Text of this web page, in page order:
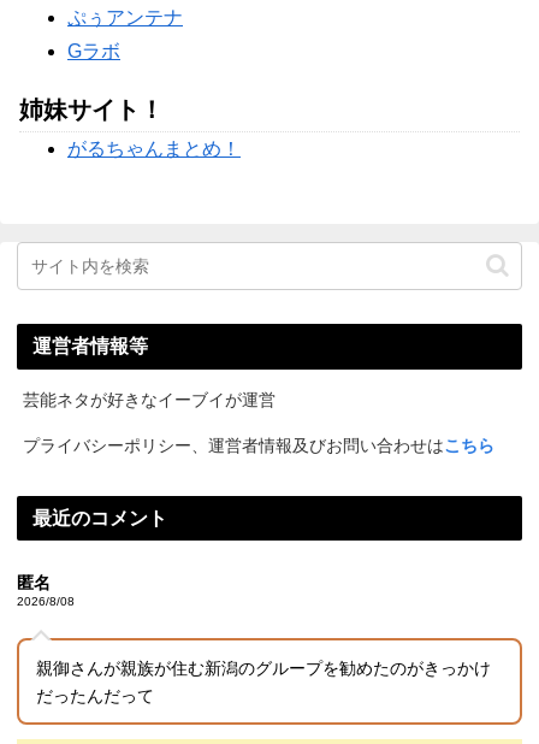
ぷぅアンテナ
Gラボ
姉妹サイト！
がるちゃんまとめ！
運営者情報等
芸能ネタが好きなイーブイが運営
プライバシーポリシー、運営者情報及びお問い合わせはこちら
最近のコメント
匿名
2026/8/08
親御さんが親族が住む新潟のグループを勧めたのがきっかけ
だったんだって